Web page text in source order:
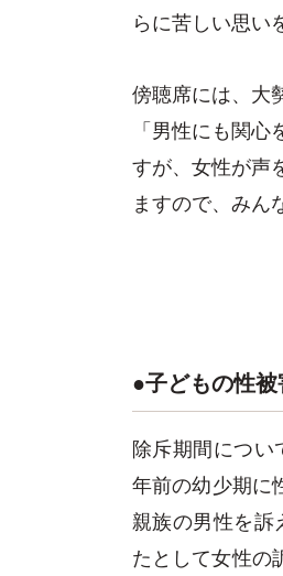
らに苦しい思い
傍聴席には、大
「男性にも関
すが、女性が声
ますので、みん
●子どもの性
除斥期間につい
年前の幼少期に
親族の男性を訴
たとして女性の